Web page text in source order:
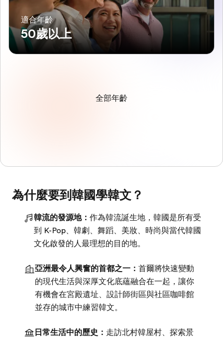
適合年齡
50歲以上
全部年齡
為什麼要到韓國學韓文？
韓流的發源地： 作為韓流誕生地，韓國是所有受
到 K-Pop、韓劇、舞蹈、美妝、時尚與當代韓國
文化啟發的人最理想的目的地。
亞洲最令人興奮的首都之一： 首爾將快速變動
的現代生活與深厚文化底蘊融合在一起，讓你
有機會在宮殿遺址、設計師街區與社區咖啡館
並存的城市中練習韓文。
日常生活中的歷史： 走訪北村韓屋村、探索景